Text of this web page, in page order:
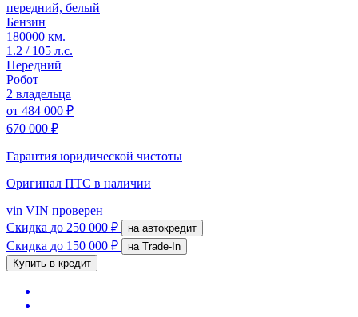
передний, белый
Бензин
180000 км.
1.2 / 105 л.с.
Передний
Робот
2 владельца
от 484 000 ₽
670 000 ₽
Гарантия юридической чистоты
Оригинал ПТС в наличии
vin VIN проверен
Скидка до 250 000 ₽ на автокредит
Скидка до 150 000 ₽
на Trade-In
Купить в кредит